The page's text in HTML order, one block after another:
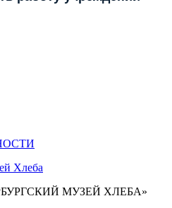
МУЗЕЙ ХЛЕБА»